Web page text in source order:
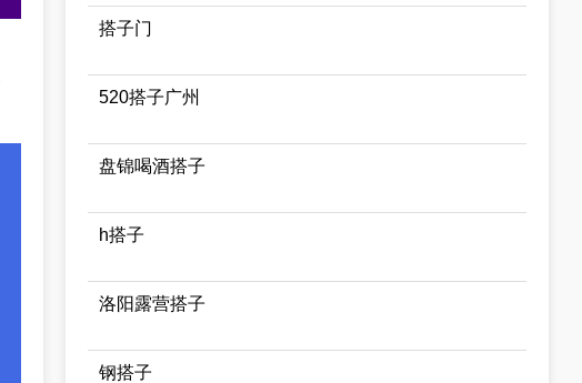
搭子门
520搭子广州
盘锦喝酒搭子
h搭子
洛阳露营搭子
钢搭子